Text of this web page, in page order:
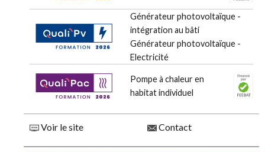
Générateur photovoltaïque -
intégration au bâti
Générateur photovoltaïque -
Electricité
Pompe à chaleur en
habitat individuel
Voir le site Contact